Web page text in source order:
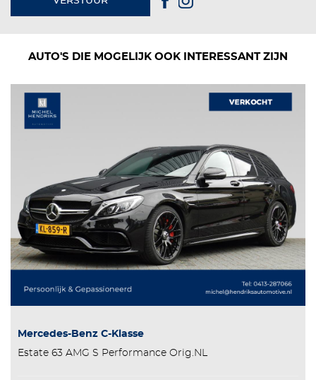
AUTO'S DIE MOGELIJK OOK INTERESSANT ZIJN
Mercedes-Benz C-Klasse
Estate 63 AMG S Performance Orig.NL